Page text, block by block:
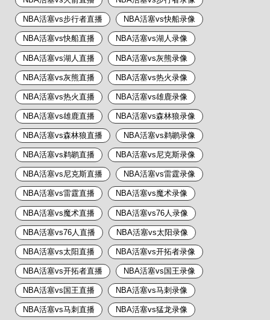
NBA活塞vs步行者直播 NBA活塞vs快船录像
NBA活塞vs快船直播 NBA活塞vs湖人录像
NBA活塞vs湖人直播 NBA活塞vs灰熊录像
NBA活塞vs灰熊直播 NBA活塞vs热火录像
NBA活塞vs热火直播 NBA活塞vs雄鹿录像
NBA活塞vs雄鹿直播 NBA活塞vs森林狼录像
NBA活塞vs森林狼直播 NBA活塞vs鹈鹕录像
NBA活塞vs鹈鹕直播 NBA活塞vs尼克斯录像
NBA活塞vs尼克斯直播 NBA活塞vs雷霆录像
NBA活塞vs雷霆直播 NBA活塞vs魔术录像
NBA活塞vs魔术直播 NBA活塞vs76人录像
NBA活塞vs76人直播 NBA活塞vs太阳录像
NBA活塞vs太阳直播 NBA活塞vs开拓者录像
NBA活塞vs开拓者直播 NBA活塞vs国王录像
NBA活塞vs国王直播 NBA活塞vs马刺录像
NBA活塞vs马刺直播 NBA活塞vs猛龙录像